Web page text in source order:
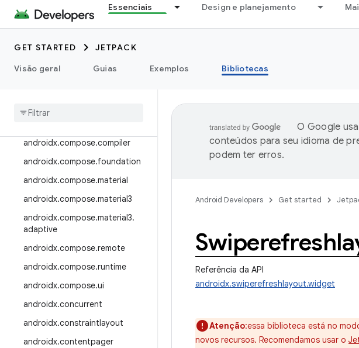
Essenciais Design e planejamento
GET STARTED
JETPACK
Visão geral
Guias Exemplos Bibliotecas
androidx.camera.viewfinder
androidx.car
androidx.car.app
androidx.cardview
androidx.compose.compiler
androidx.compose.foundation
androidx.compose.material
androidx.compose.material3
androidx.compose.material3.
adaptive
androidx.compose.remote
androidx.compose.runtime
androidx.compose.ui
androidx.concurrent
androidx.constraintlayout
androidx.contentpager
O Google
conteúdos para seu idioma de
podem ter erros.
Android Developers Get started
Referência da API
androidx.swiperefreshlayout.widget
Atenção:essa biblioteca está no
novos recursos. Recomendamos usar o